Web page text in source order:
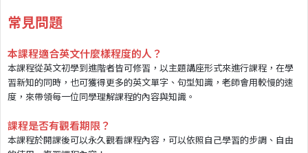
常見問題
本課程適合英文什麼樣程度的人？
本課程從英文初學到進階者皆可修習，以主題講座形式來進行課程，在學
習新知的同時，也可獲得更多的英文單字、句型知識，老師會用較慢的速
度，來帶領每一位同學理解課程的內容與知識。
課程是否有觀看期限？
本課程於開課後可以永久觀看課程內容，可以依照自己學習的步調、自由